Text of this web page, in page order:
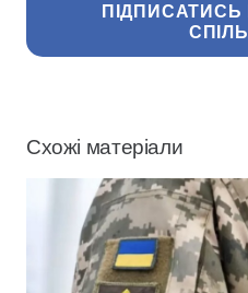
ПІДПИСАТИСЬ
Схожі матеріали